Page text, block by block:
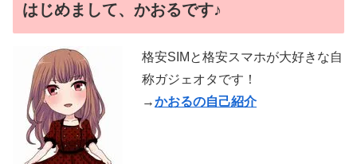
はじめまして、かおるです♪
格安SIMと格安スマホが大好きな自
称ガジェオタです！
→かおるの自己紹介